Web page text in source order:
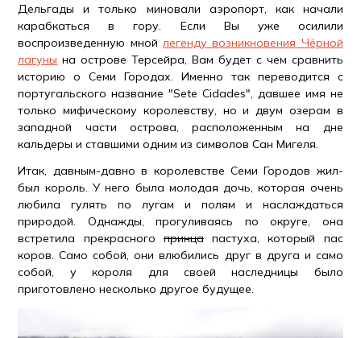
Дельгады и только миновали аэропорт, как начали
карабкаться в гору. Если Вы уже осилили
воспроизведенную мной легенду возникновения Чёрной
лагуны на острове Терсейра, Вам будет с чем сравнить
историю о Семи Городах. Именно так переводится с
португальского название "Sete Cidades", давшее имя не
только мифическому королевству, но и двум озерам в
западной части острова, расположенным на дне
кальдеры и ставшими одним из символов Сан Мигеля.
Итак, давным-давно в королевстве Семи Городов жил-
был король. У него была молодая дочь, которая очень
любила гулять по лугам и полям и наслаждаться
природой. Однажды, прогуливаясь по округе, она
встретила прекрасногопринцапастуха, который пас
коров. Само собой, они влюбились друг в друга и само
собой, у короля для своей наследницы было
приготовлено несколько другое будущее.